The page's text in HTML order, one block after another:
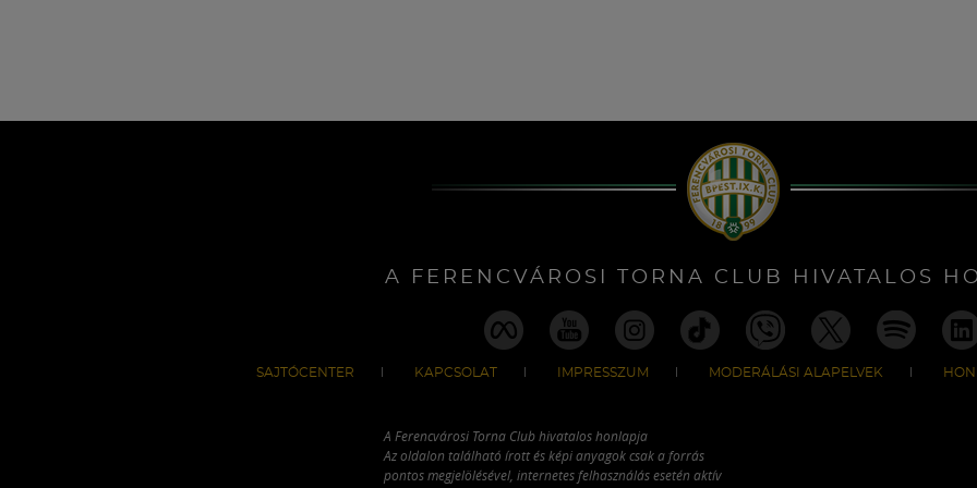
A FERENCVÁROSI TORNA CLUB HIVATALOS
SAJTÓCENTER KAPCSOLAT IMPRESSZUM MODERÁLÁSI ALAPELVEK
A Ferencvárosi Torna Club hivatalos honlapja
Az oldalon található írott és képi anyagok csak a forrás
pontos megjelölésével, internetes felhasználás esetén aktív